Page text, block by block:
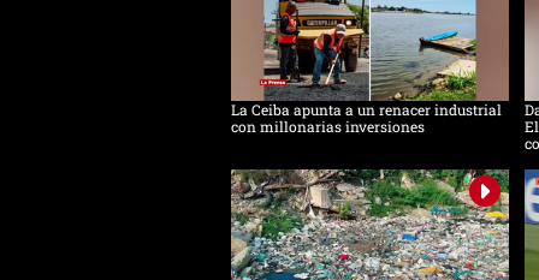
La Ceiba apunta a un renacer industrial
con millonarias inversiones